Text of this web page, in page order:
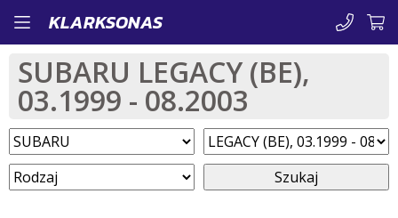
Przejdź
do
KLARKSONAS
SUBARU LEGACY (BE),
03.1999 - 08.2003
Szukaj